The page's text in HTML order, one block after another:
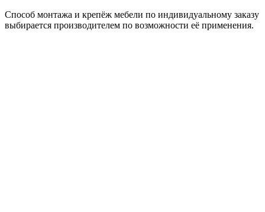
Способ монтажа и крепёж мебели по индивидуальному заказу
выбирается производителем по возможности её применения.